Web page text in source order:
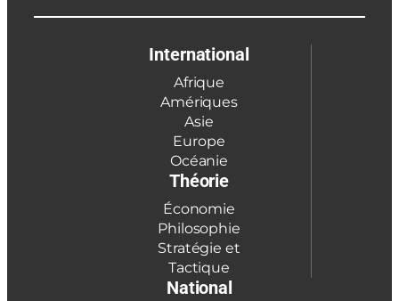
International
Afrique
Amériques
Asie
Europe
Océanie
Théorie
Économie
Philosophie
Stratégie et
Tactique
National